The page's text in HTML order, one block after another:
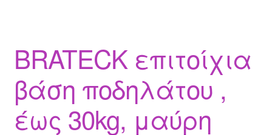
BRATECK επιτοίχια
βάση ποδηλάτου ,
έως 30kg, μαύρη